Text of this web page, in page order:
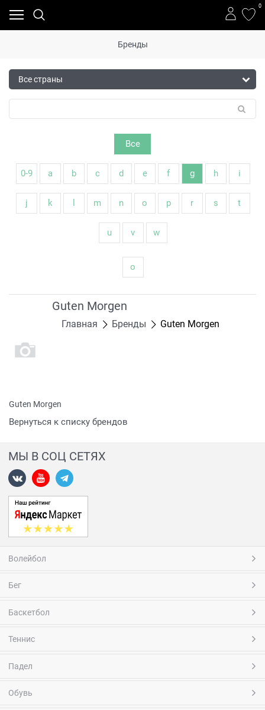
0
Бренды
Все
0-9 a b c d e f g h i
j k m n o p r s t
u v w
о
Guten Morgen
Главная Бренды Guten Morgen
Guten Morgen
Вернуться к списку брендов
МЫ В СОЦ СЕТЯХ
Волейбол
Бег
Баскетбол
Теннис
Падел
Обувь